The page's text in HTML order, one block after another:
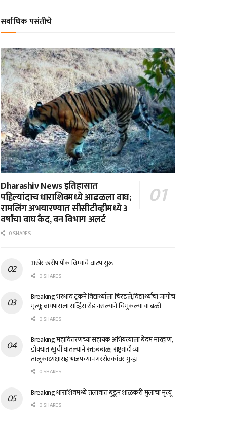
सर्वाधिक पसंतीचे
Dharashiv News इतिहासात
पहिल्यांदाच धाराशिवमध्ये आढळला वाघ;
रामलिंग अभयारण्यात सीसीटीव्हीमध्ये 3
वर्षांचा वाघ कैद, वन विभाग अलर्ट
0 SHARES
अखेर खरीप पीक विम्याचे वाटप सुरू
0 SHARES
Breaking भरधाव ट्रकने विद्यार्थ्याला चिरडले,विद्यार्थ्याचा जागीच
मृत्यू; बायपासला सर्व्हिस रोड नसल्याने चिमुकल्याचा बळी
0 SHARES
Breaking महावितरणच्या सहायक अभियंत्याला बेदम मारहाण,
डोक्यात खुर्ची घातल्याने रक्तबंबाळ; राष्ट्रवादीच्या
तालुकाध्यक्षासह भाजपच्या नगरसेवकांवर गुन्हा
0 SHARES
Breaking धाराशिवमध्ये तलावात बुडून शाळकरी मुलाचा मृत्यू
0 SHARES